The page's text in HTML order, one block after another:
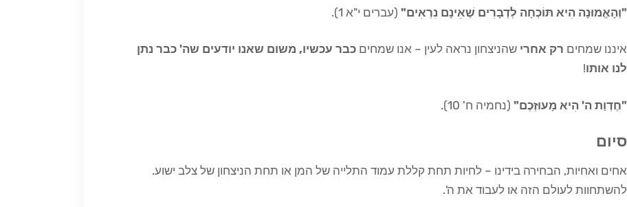
"וְהָאֱמוּנָה הִיא תּוֹכְחָה לְדְבָרִים שֶׁאֵינָם נִרְאִים" (עברים י"א 1).
איננו שמחים רק אחרי שהניצחון נראה לעין – אנו שמחים כבר עכשיו, משום שאנו יודעים שה' כבר נתן
לנו אותו!
"חֶדְוַת ה' הִיא מָעוּזְּכֶם" (נחמיה ח' 10).
סיום
אחים ואחיות, הבחירה בידינו – לחיות תחת קללת עמוד התלייה של המן או תחת הניצחון של צלב ישוע.
להשתחוות לעולם הזה או לעבוד את ה'.